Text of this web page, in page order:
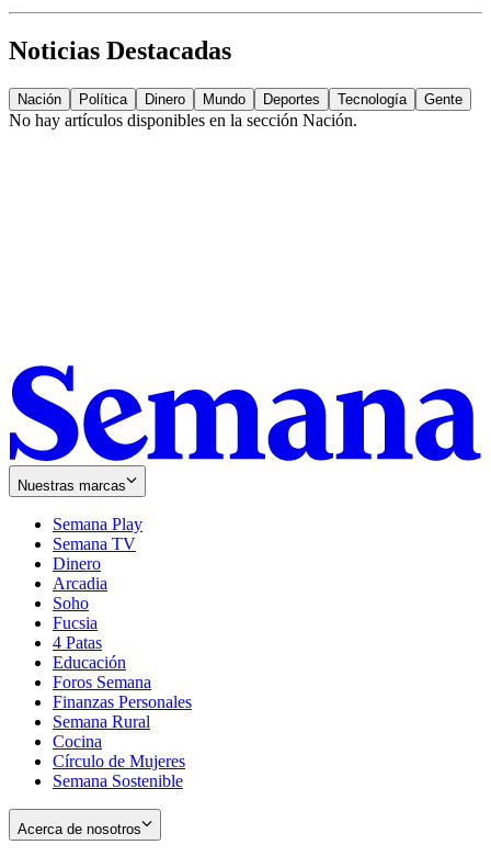
Noticias Destacadas
Nación Política Dinero Mundo Deportes Tecnología Gente
No hay artículos disponibles en la sección Nación.
Nuestras marcas
Semana Play
Semana TV
Dinero
Arcadia
Soho
in
new
window
Fucsia
in
new
window
4 Patas
Educación
Foros Semana
Finanzas Personales
Semana Rural
Cocina
Círculo de Mujeres
Semana Sostenible
Acerca de nosotros